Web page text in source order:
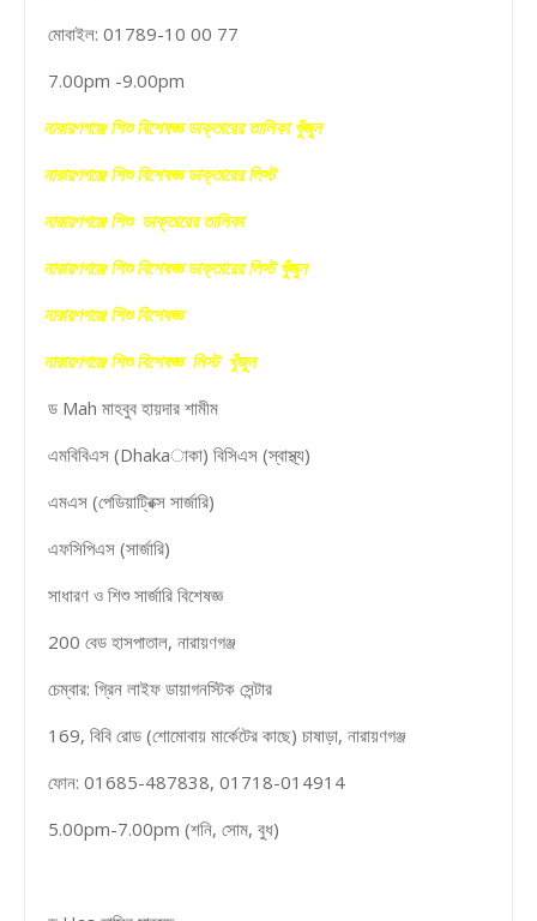
মোবাইল: 01789-10 00 77
7.00pm -9.00pm
নারায়ণগঞ্জে শিশু বিশেষজ্ঞ ডাক্তারের তালিকা খুঁজুন
নারায়ণগঞ্জে শিশু বিশেষজ্ঞ ডাক্তারের লিস্ট
নারায়ণগঞ্জে শিশু ডাক্তারের তালিকা
নারায়ণগঞ্জে শিশু বিশেষজ্ঞ ডাক্তারের লিস্ট খুঁজুন
নারায়ণগঞ্জে শিশু বিশেষজ্ঞ
নারায়ণগঞ্জে শিশু বিশেষজ্ঞ লিস্ট খুঁজুন
ড Mah মাহবুব হায়দার শামীম
এমবিবিএস (Dhakaাকা) বিসিএস (স্বাস্থ্য)
এমএস (পেডিয়াট্রিক্স সার্জারি)
এফসিপিএস (সার্জারি)
সাধারণ ও শিশু সার্জারি বিশেষজ্ঞ
200 বেড হাসপাতাল, নারায়ণগঞ্জ
চেম্বার: গ্রিন লাইফ ডায়াগনস্টিক সেন্টার
169, বিবি রোড (শোমোবায় মার্কেটের কাছে) চাষাড়া, নারায়ণগঞ্জ
ফোন: 01685-487838, 01718-014914
5.00pm-7.00pm (শনি, সোম, বুধ)